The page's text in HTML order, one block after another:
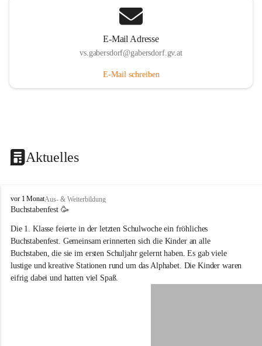
E-Mail Adresse
vs.gabersdorf@gabersdorf.gv.at
E-Mail schreiben
Aktuelles
V
o
k
s
s
c
h
u
vor 1 MonatAus- & Weiterbildung
Buchstabenfest 🥳
Die 1. Klasse feierte in der letzten Schulwoche ein fröhliches
Buchstabenfest. Gemeinsam erinnerten sich die Kinder an alle
Buchstaben, die sie im ersten Schuljahr gelernt haben. Es gab viele
lustige und kreative Stationen rund um das Alphabet. Die Kinder waren
eifrig dabei und hatten viel Spaß.